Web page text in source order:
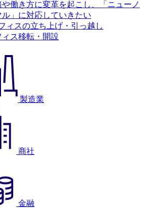
や働き方に変革を起こし、「ニューノ
ル」に対応していきたい
ィスの立ち上げ・引っ越し
ィス移転・開設
製造業
商社
金融